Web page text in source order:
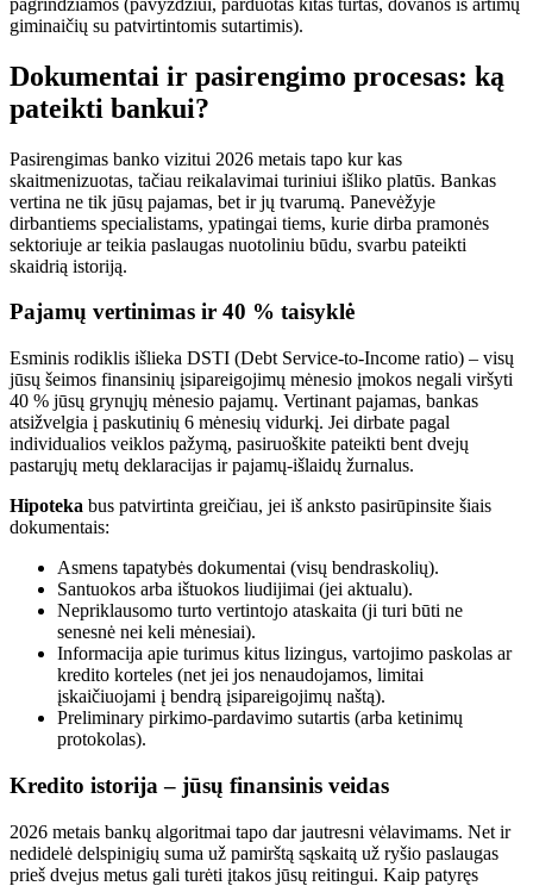
giminaičių su patvirtintomis sutartimis).
Dokumentai ir pasirengimo procesas: ką
pateikti bankui?
Pasirengimas banko vizitui 2026 metais tapo kur kas
skaitmenizuotas, tačiau reikalavimai turiniui išliko platūs. Bankas
vertina ne tik jūsų pajamas, bet ir jų tvarumą. Panevėžyje
dirbantiems specialistams, ypatingai tiems, kurie dirba pramonės
sektoriuje ar teikia paslaugas nuotoliniu būdu, svarbu pateikti
skaidrią istoriją.
Pajamų vertinimas ir 40 % taisyklė
Esminis rodiklis išlieka DSTI (Debt Service-to-Income ratio) – visų
jūsų šeimos finansinių įsipareigojimų mėnesio įmokos negali viršyti
40 % jūsų grynųjų mėnesio pajamų. Vertinant pajamas, bankas
atsižvelgia į paskutinių 6 mėnesių vidurkį. Jei dirbate pagal
individualios veiklos pažymą, pasiruoškite pateikti bent dvejų
pastarųjų metų deklaracijas ir pajamų-išlaidų žurnalus.
Hipoteka bus patvirtinta greičiau, jei iš anksto pasirūpinsite šiais
dokumentais:
Asmens tapatybės dokumentai (visų bendraskolių).
Santuokos arba ištuokos liudijimai (jei aktualu).
Nepriklausomo turto vertintojo ataskaita (ji turi būti ne
senesnė nei keli mėnesiai).
Informacija apie turimus kitus lizingus, vartojimo paskolas ar
kredito korteles (net jei jos nenaudojamos, limitai
įskaičiuojami į bendrą įsipareigojimų naštą).
Preliminary pirkimo-pardavimo sutartis (arba ketinimų
protokolas).
Kredito istorija – jūsų finansinis veidas
2026 metais bankų algoritmai tapo dar jautresni vėlavimams. Net ir
nedidelė delspinigių suma už pamirštą sąskaitą už ryšio paslaugas
prieš dvejus metus gali turėti įtakos jūsų reitingui. Kaip patyręs